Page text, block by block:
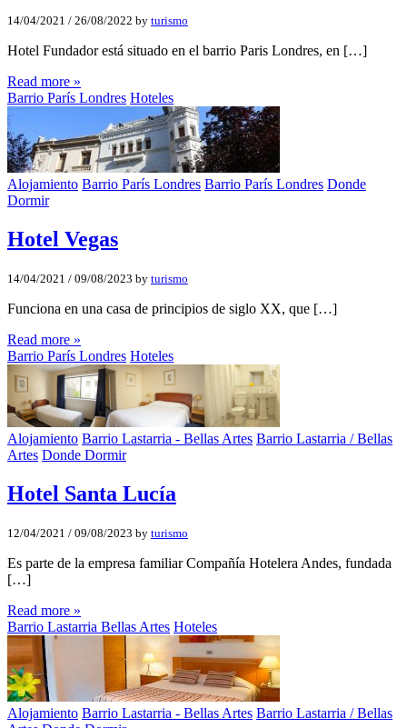
14/04/2021 / 26/08/2022 by turismo
Hotel Fundador está situado en el barrio Paris Londres, en […]
Read more »
Barrio París Londres Hoteles
Alojamiento Barrio París Londres Barrio París Londres Donde
Dormir
Hotel Vegas
14/04/2021 / 09/08/2023 by turismo
Funciona en una casa de principios de siglo XX, que […]
Read more »
Barrio París Londres Hoteles
Alojamiento Barrio Lastarria - Bellas Artes Barrio Lastarria / Bellas
Artes Donde Dormir
Hotel Santa Lucí­a
12/04/2021 / 09/08/2023 by turismo
Es parte de la empresa familiar Compañía Hotelera Andes, fundada
[…]
Read more »
Barrio Lastarria Bellas Artes Hoteles
Alojamiento Barrio Lastarria - Bellas Artes Barrio Lastarria / Bellas